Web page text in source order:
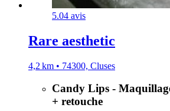
5.04 avis
Rare aesthetic
4,2 km • 74300, Cluses
Candy Lips -
+ retouche